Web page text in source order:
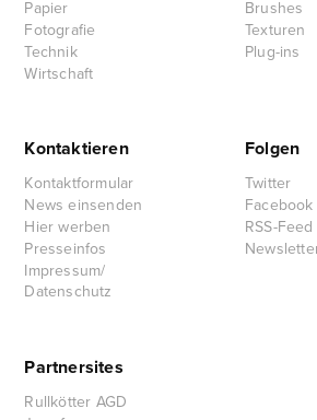
Papier
Fotografie
Technik
Wirtschaft
Brushes
Texturen
Plug-ins
Kontaktieren
Kontaktformular
News einsenden
Hier werben
Presseinfos
Impressum/
Datenschutz
Folgen
Twitter
Facebook
RSS-Feed
Partnersites
Rullkötter AGD